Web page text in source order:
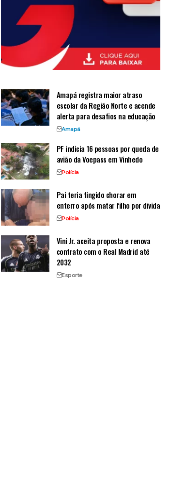
Amapá registra maior atraso
escolar da Região Norte e acende
alerta para desafios na educação
Amapá
PF indicia 16 pessoas por queda de
avião da Voepass em Vinhedo
Polícia
Pai teria fingido chorar em
enterro após matar filho por dívida
Polícia
Vini Jr. aceita proposta e renova
contrato com o Real Madrid até
2032
Esporte